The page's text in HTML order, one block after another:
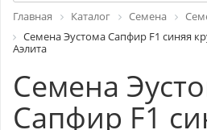
Главная Каталог Семена
Семена Эустома Сапфир F1 синяя
Аэлита
Семена
Сапфир F1